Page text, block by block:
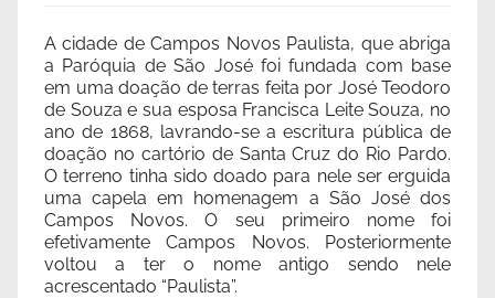
A cidade de Campos Novos Paulista, que abriga
a Paróquia de São José foi fundada com base
em uma doação de terras feita por José Teodoro
de Souza e sua esposa Francisca Leite Souza, no
ano de 1868, lavrando-se a escritura pública de
doação no cartório de Santa Cruz do Rio Pardo.
O terreno tinha sido doado para nele ser erguida
uma capela em homenagem a São José dos
Campos Novos. O seu primeiro nome foi
efetivamente Campos Novos. Posteriormente
voltou a ter o nome antigo sendo nele
acrescentado “Paulista”.